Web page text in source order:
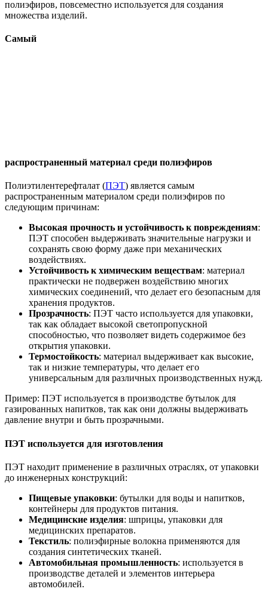
полиэфиров, повсеместно используется для создания
множества изделий.
Самый
распространенный материал среди полиэфиров
Полиэтилентерефталат (ПЭТ) является самым
распространенным материалом среди полиэфиров по
следующим причинам:
Высокая прочность и устойчивость к повреждениям:
ПЭТ способен выдерживать значительные нагрузки и
сохранять свою форму даже при механических
воздействиях.
Устойчивость к химическим веществам: материал
практически не подвержен воздействию многих
химических соединений, что делает его безопасным для
хранения продуктов.
Прозрачность: ПЭТ часто используется для упаковки,
так как обладает высокой светопропускной
способностью, что позволяет видеть содержимое без
открытия упаковки.
Термостойкость: материал выдерживает как высокие,
так и низкие температуры, что делает его
универсальным для различных производственных нужд.
Пример: ПЭТ используется в производстве бутылок для
газированных напитков, так как они должны выдерживать
давление внутри и быть прозрачными.
ПЭТ используется для изготовления
ПЭТ находит применение в различных отраслях, от упаковки
до инженерных конструкций:
Пищевые упаковки: бутылки для воды и напитков,
контейнеры для продуктов питания.
Медицинские изделия: шприцы, упаковки для
медицинских препаратов.
Текстиль: полиэфирные волокна применяются для
создания синтетических тканей.
Автомобильная промышленность: используется в
производстве деталей и элементов интерьера
автомобилей.